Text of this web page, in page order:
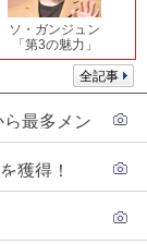
ソ・ガンジュン
「第3の魅力」
全記事
ら最多メン
獲得！